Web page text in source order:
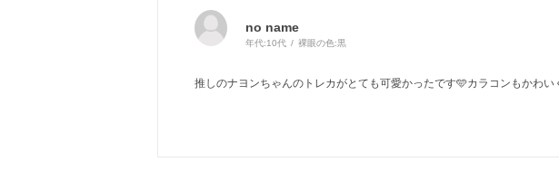
no name
年代:10代 裸眼の色:黒
推しのナヨンちゃんのトレカがとても可愛かったです🩵カラコンもかわ